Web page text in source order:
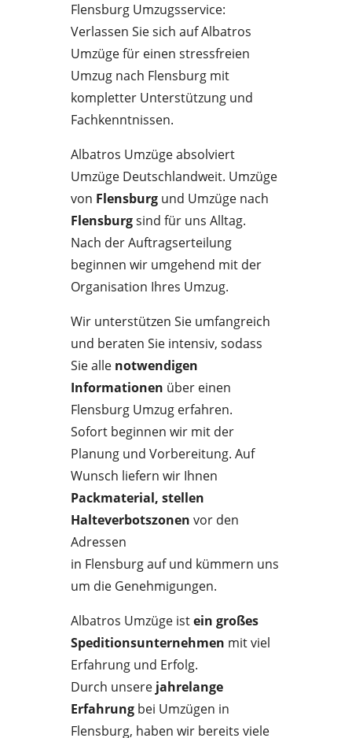
Flensburg Umzugsservice:
Verlassen Sie sich auf Albatros
Umzüge für einen stressfreien
Umzug nach Flensburg mit
kompletter Unterstützung und
Fachkenntnissen.
Albatros Umzüge absolviert
Umzüge Deutschlandweit. Umzüge
von Flensburg und Umzüge nach
Flensburgsind für uns Alltag.
Nach der Auftragserteilung
beginnen wir umgehend mit der
Organisation Ihres Umzug.
Wir unterstützen Sie umfangreich
und beraten Sie intensiv, sodass
Sie alle notwendigen
Informationen über einen
Flensburg Umzug erfahren.
Sofort beginnen wir mit der
Planung und Vorbereitung. Auf
Wunsch liefern wir Ihnen
Packmaterial, stellen
Halteverbotszonen vor den
Adressen
in Flensburg auf und kümmern uns
um die Genehmigungen.
Albatros Umzüge istein großes
Speditionsunternehmen mit viel
Erfahrung und Erfolg.
Durch unserejahrelange
Erfahrungbei Umzügen in
Flensburg, haben wir bereits viele